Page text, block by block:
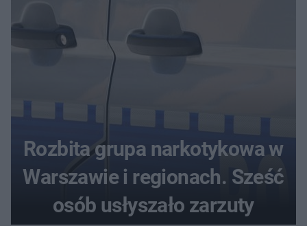
Rozbita grupa narkotykowa w
Warszawie i regionach. Sześć
osób usłyszało zarzuty